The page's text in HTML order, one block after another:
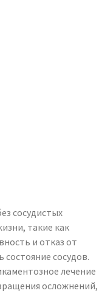
сосудистых
такие как
и отказ от
сосудов.
лечение
осложнений,